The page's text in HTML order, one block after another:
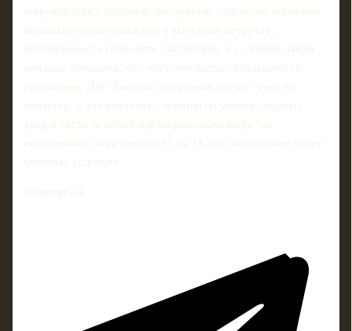
широкий пласт проблем: восприятие судейства игроками,
психологическое давление в выездных встречах,
необходимость сохранять дисциплину в условиях, когда
команда убеждена, что обстоятельства складываются
против нее. Для "Ростова" подобные матчи - тест на
характер, а для капитана - экзамен на умение держать
удар и вести за собой партнеров, даже когда "по
ощущениям" игра идет не 11 на 11, а в значительно более
сложных условиях.
Поделиться